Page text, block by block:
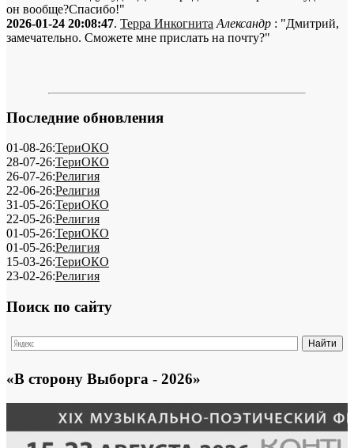
он вообще?Спасибо!"
2026-01-24 20:08:47. Терра Инкогнита Александр : "Дмитрий,
замечательно. Сможете мне прислать на почту?"
Последние обновления
01-08-26:ТериОКО
28-07-26:ТериОКО
26-07-26:Религия
22-06-26:Религия
31-05-26:ТериОКО
22-05-26:Религия
01-05-26:ТериОКО
01-05-26:Религия
15-03-26:ТериОКО
23-02-26:Религия
Поиск по сайту
«В сторону Выборга - 2026»